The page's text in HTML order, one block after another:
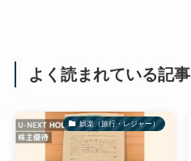
よく読まれている記事
娯楽（旅行・レジャー）